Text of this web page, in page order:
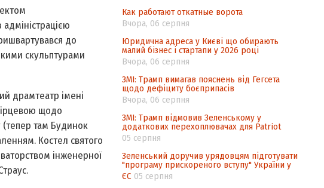
до
скульптурами
драмтеатр імені
щодо
(тепер там Будинок
Костел святого
інженерної
підрахунку голосів виборців
Інформаційна безпека суспільства
Как работают откатные ворота
Вчора, 06 серпня
Юридична адреса у Києві що обирають
малий бізнес і стартапи у 2026 році
Вчора, 06 серпня
ЗМІ: Трамп вимагав пояснень від Гегсета
щодо дефіциту боєприпасів
Вчора, 06 серпня
ЗМІ: Трамп відмовив Зеленському у
додаткових перехоплювачах для Patriot
05 серпня
Зеленський доручив урядовцям підготувати
"програму прискореного вступу" України у
ЄС 05 серпня